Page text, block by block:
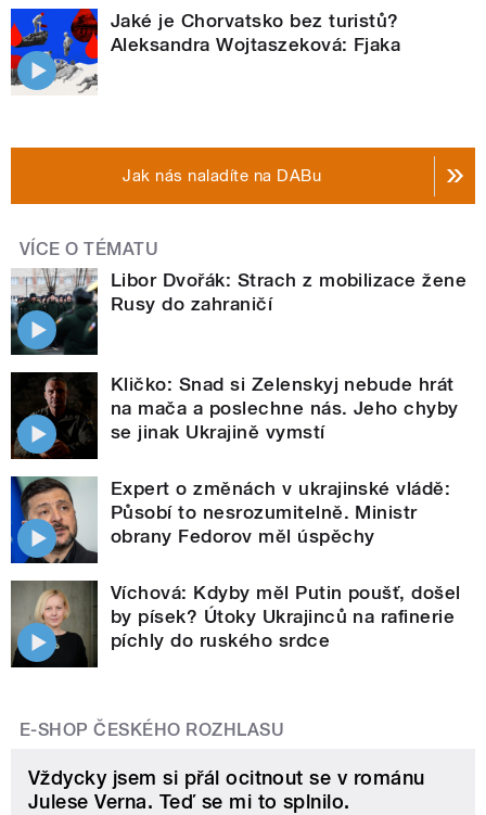
Jaké je Chorvatsko bez turistů?
Aleksandra Wojtaszeková: Fjaka
Jak nás naladíte na DABu
VÍCE O TÉMATU
Libor Dvořák: Strach z mobilizace žene
Rusy do zahraničí
Kličko: Snad si Zelenskyj nebude hrát
na mača a poslechne nás. Jeho chyby
se jinak Ukrajině vymstí
Expert o změnách v ukrajinské vládě:
Působí to nesrozumitelně. Ministr
obrany Fedorov měl úspěchy
Víchová: Kdyby měl Putin poušť, došel
by písek? Útoky Ukrajinců na rafinerie
píchly do ruského srdce
E-SHOP ČESKÉHO ROZHLASU
Vždycky jsem si přál ocitnout se v románu
Julese Verna. Teď se mi to splnilo.